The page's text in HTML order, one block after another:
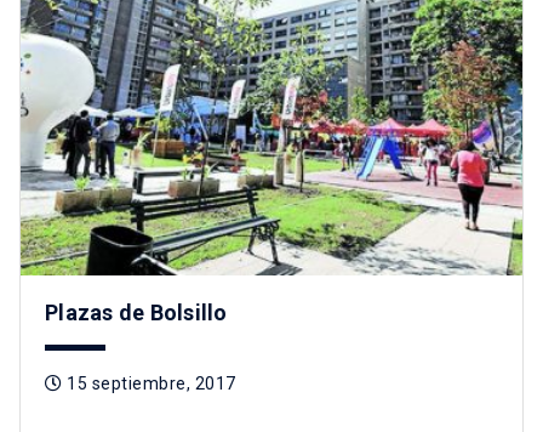
Plazas de Bolsillo
15 septiembre, 2017